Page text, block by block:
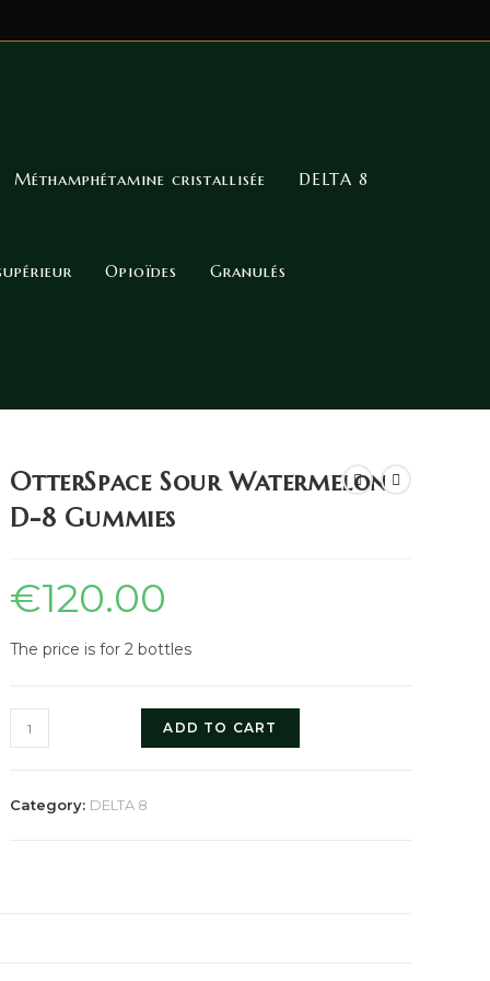
Méthamphétamine cristallisée DELTA 8
Opioïdes Granulés
OtterSpace Sour Watermelon
D-8 Gummies
€120.00
The price is for 2 bottles
ADD TO CART
Category: DELTA 8